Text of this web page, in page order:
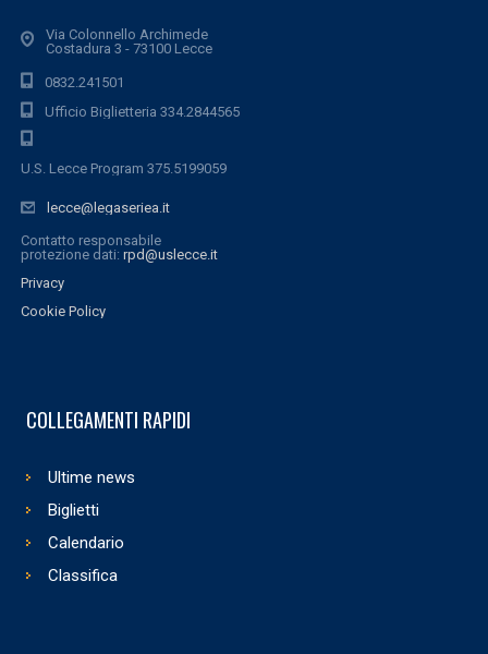
Via Colonnello Archimede
Costadura 3 - 73100 Lecce
0832.241501
Ufficio Biglietteria 334.2844565
U.S. Lecce Program 375.5199059
lecce@legaseriea.it
Contatto responsabile
protezione dati: rpd@uslecce.it
Privacy
Cookie Policy
COLLEGAMENTI RAPIDI
Ultime news
Biglietti
Calendario
Classifica